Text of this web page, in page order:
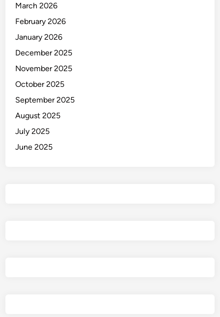
March 2026
February 2026
January 2026
December 2025
November 2025
October 2025
September 2025
August 2025
July 2025
June 2025